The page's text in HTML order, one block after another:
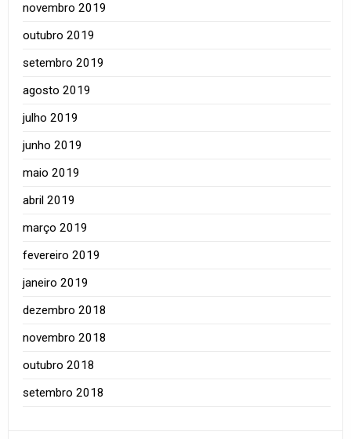
novembro 2019
outubro 2019
setembro 2019
agosto 2019
julho 2019
junho 2019
maio 2019
abril 2019
março 2019
fevereiro 2019
janeiro 2019
dezembro 2018
novembro 2018
outubro 2018
setembro 2018